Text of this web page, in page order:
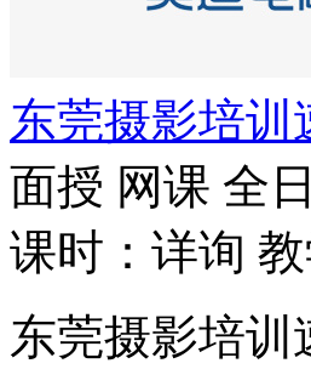
东莞摄影培训
面授 网课 全
课时：详询
东莞摄影培训